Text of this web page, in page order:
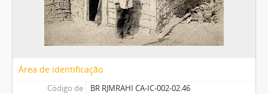
Área de identificação
Código de
BR RJMRAHI CA-IC-002-02.46